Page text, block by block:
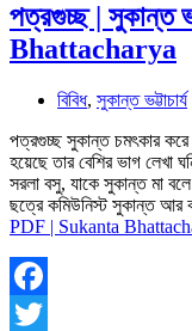
পত্রগুচ্ছ | সুকান্ত
Bhattacharya
বিবিধ, সুকান্ত ভট্টাচার্য
পত্রগুচ্ছ সুকান্ত চমৎকার করে
হয়েছে তার বেশির ভাগ লেখা
সরলা বসু, যাকে সুকান্ত মা
ছত্রে কমিউনিস্ট সুকান্ত আর
PDF | Sukanta
Facebook